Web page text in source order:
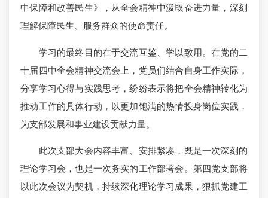
中保障和改善民生》，从全会精神中汲取奋进力量，深刻
理解保障民生、服务群众的使命责任。
学习的最终目的在于交流互鉴、学以致用。在党的二
十届四中全会精神交流会上，党员们结合自身工作实际，
分享学习心得与实践思考，纷纷表示将把全会精神转化为
推动工作的具体行动，以更加饱满的热情投身岗位实践，
为支部发展和事业建设贡献力量。
此次支部大会内容丰富、安排紧凑，既是一次深刻的
理论学习会，也是一次务实的工作部署会。第四党支部将
以此次会议为契机，持续深化理论学习成果，狠抓党建工